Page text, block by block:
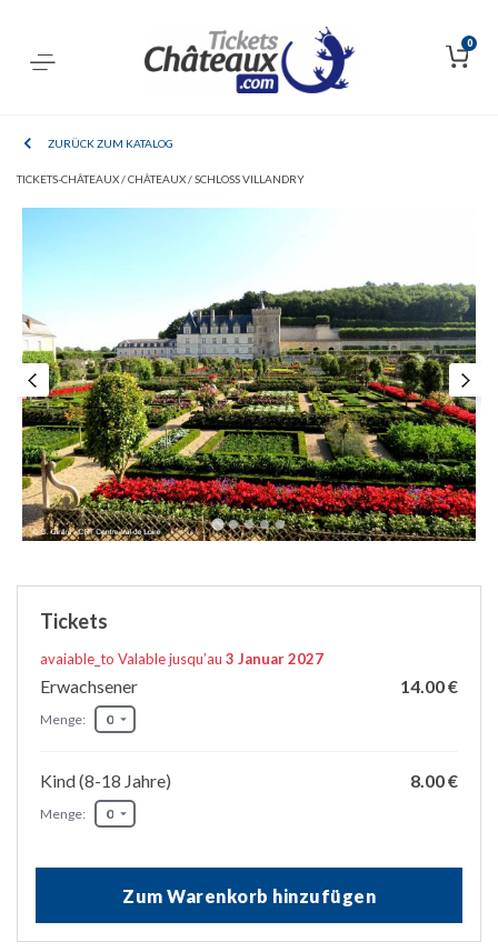
0
ZURÜCK ZUM KATALOG
TICKETS-CHÂTEAUX /CHÂTEAUX /SCHLOSS VILLANDRY
Tickets
avaiable_to Valable jusqu’au 3 Januar 2027
Erwachsener 14.00 €
Menge:
Kind (8-18 Jahre) 8.00 €
Menge:
Zum Warenkorb hinzufügen